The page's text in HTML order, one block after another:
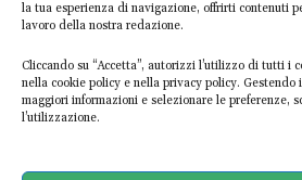
la tua esperienza di navigazione, offrirti contenuti
lavoro della nostra redazione.
Cliccando su “Accetta”, autorizzi l’utilizzo di tutti i
nella cookie policy e nella privacy policy. Gestendo
maggiori informazioni e selezionare le preferenze,
l’utilizzazione.
Europa
perde capacità di riciclo,